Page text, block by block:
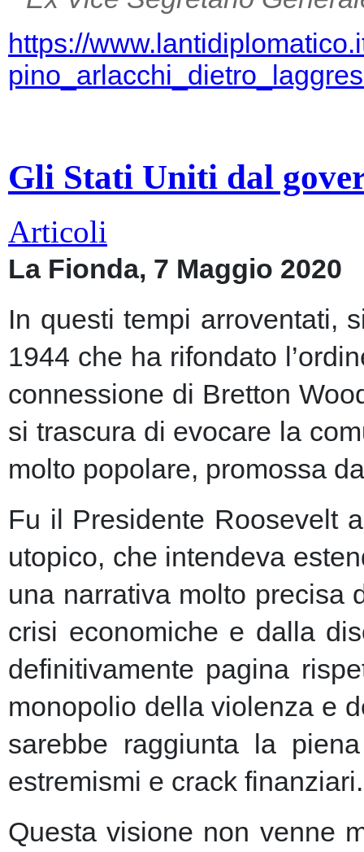
https://
Gli Stati Uniti dal
Articoli
La Fionda, 7 Maggio 2020
In questi tempi arroventati,
1944 che ha rifondato
connessione di Bretton
si trascura di evocare la
molto popolare, promossa
Fu il Presidente Roosevelt
utopico, che intendeva
una narrativa molto precisa
crisi economiche e dalla
definitivamente pagina
monopolio della violenza e
sarebbe raggiunta la
estremismi e crack finanziari.
Questa visione non venne